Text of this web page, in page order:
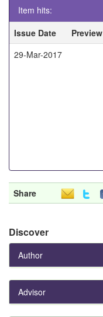
Item hits:
Issue Date
Preview
29-Mar-2017
Share
Discover
Author
Advisor